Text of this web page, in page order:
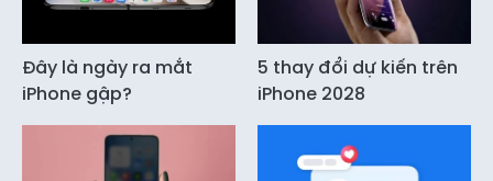
Đây là ngày ra mắt
iPhone gập?
5 thay đổi dự kiến trên
iPhone 2028